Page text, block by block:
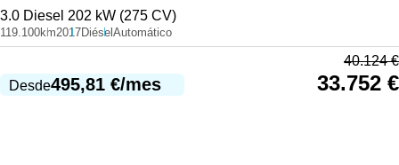
3.0 Diesel 202 kW (275 CV)
119.100km2017Diésel Automático
Desde495,81 €/mes
40.124€
33.752 €